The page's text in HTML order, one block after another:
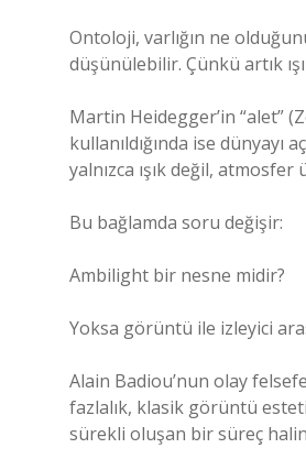
Ontoloji, varlığın ne
düşünülebilir. Çünkü artık
Martin Heidegger’in “alet”
kullanıldığında ise dünyayı
yalnızca ışık değil, atmosfer
Bu bağlamda soru değişir:
Ambilight bir nesne midir?
Yoksa görüntü ile izleyici
Alain Badiou’nun olay
fazlalık, klasik görüntü
sürekli oluşan bir süreç